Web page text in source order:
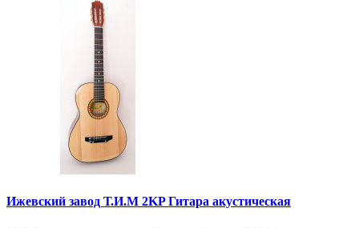
Ижевский завод Т.И.М 2KP Гитара акустическая